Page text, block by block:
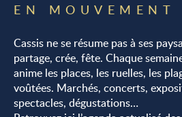
EN MOUVEMENT
Cassis ne se résume pas à ses
partage, crée, fête. Chaque
anime les places, les ruelles, les
voûtées. Marchés, concerts,
spectacles, dégustations…